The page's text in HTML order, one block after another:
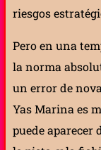
riesgos
Pero en una
la norma
un error de
Yas Marina es
puede aparecer